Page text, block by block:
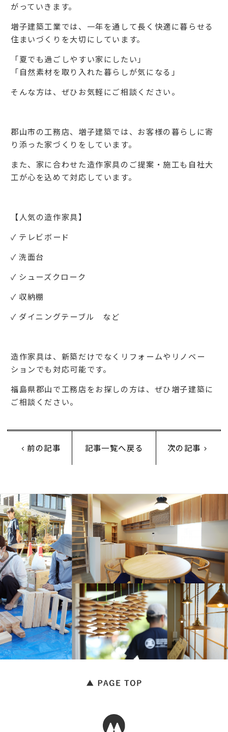
がっていきます。
増子建築工業では、一年を通して長く快適に暮らせる
住まいづくりを大切にしています。
「夏でも過ごしやすい家にしたい」
「自然素材を取り入れた暮らしが気になる」
そんな方は、ぜひお気軽にご相談ください。
郡山市の工務店、増子建築では、お客様の暮らしに寄
り添った家づくりをしています。
また、家に合わせた造作家具のご提案・施工も自社大
工が心を込めて対応しています。
【人気の造作家具】
✓ テレビボード
✓ 洗面台
✓ シューズクローク
✓ 収納棚
✓ ダイニングテーブル など
造作家具は、新築だけでなくリフォームやリノベー
ションでも対応可能です。
福島県郡山で工務店をお探しの方は、ぜひ増子建築に
ご相談ください。
前の記事 記事一覧へ戻る 次の記事